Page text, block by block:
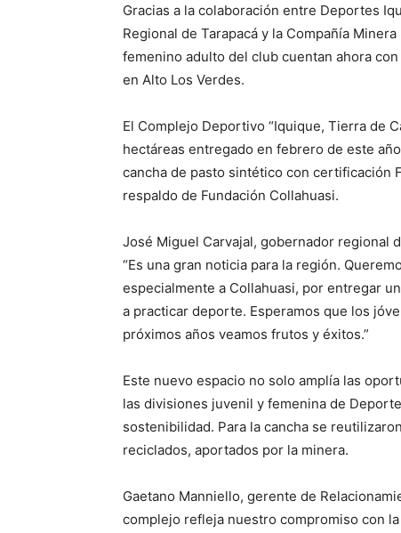
Gracias a la colaboración entre Deportes
Regional de Tarapacá y la Compañía
femenino adulto del club cuentan ahora
en Alto Los Verdes.
El Complejo Deportivo “Iquique, Tierra de
hectáreas entregado en febrero de este
cancha de pasto sintético con certificación
respaldo de Fundación Collahuasi.
José Miguel Carvajal, gobernador regional
“Es una gran noticia para la región.
especialmente a Collahuasi, por entregar
a practicar deporte. Esperamos que los
próximos años veamos frutos y éxitos.”
Este nuevo espacio no solo amplía las
las divisiones juvenil y femenina de
sostenibilidad. Para la cancha se
reciclados, aportados por la minera.
Gaetano Manniello, gerente de
complejo refleja nuestro compromiso con